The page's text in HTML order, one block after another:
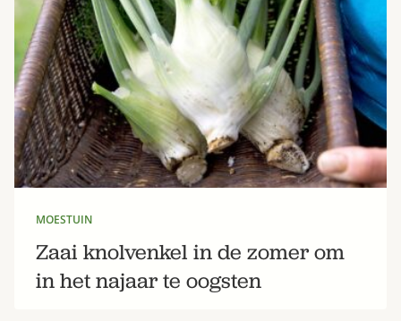
MOESTUIN
Zaai knolvenkel in de zomer om
in het najaar te oogsten